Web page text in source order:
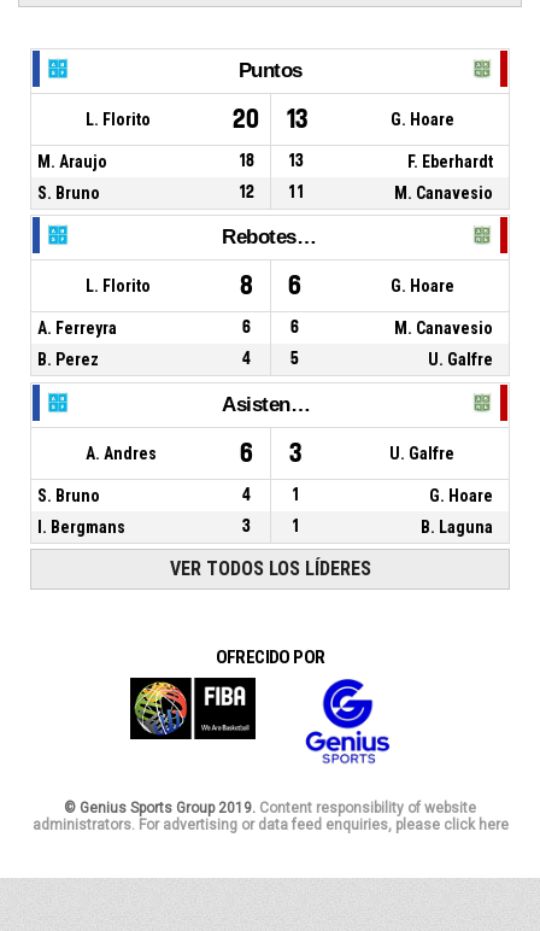
Puntos
L. Florito 20 13 G. Hoare
M. Araujo 18 13
F. Eberhardt
S. Bruno
12 11 M. Canavesio
Rebotes Totales
L. Florito 8 6 G. Hoare
A. Ferreyra 6 6
M. Canavesio
B. Perez
4 5 U. Galfre
Asistencias
A. Andres 6 3 U. Galfre
S. Bruno 4 1
G. Hoare
I. Bergmans
3 1 B. Laguna
VER TODOS LOS LÍDERES
OFRECIDO POR
© Genius Sports Group 2019. Content responsibility of website
administrators. For advertising or data feed enquiries, please click here